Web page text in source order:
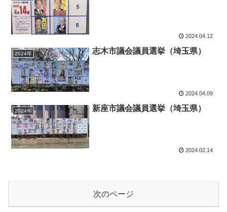
2024.04.12
2024年 志木市議会議員選挙（埼玉県）
2024.04.09
2024年 新座市議会議員選挙（埼玉県）
2024.02.14
次のページ